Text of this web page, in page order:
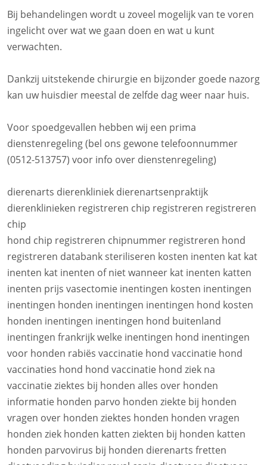
Bij behandelingen wordt u zoveel mogelijk van te voren
ingelicht over wat we gaan doen en wat u kunt
verwachten.
Dankzij uitstekende chirurgie en bijzonder goede nazorg
kan uw huisdier meestal de zelfde dag weer naar huis.
Voor spoedgevallen hebben wij een prima
dienstenregeling (bel ons gewone telefoonnummer
(0512-513757) voor info over dienstenregeling)
dierenarts dierenkliniek dierenartsenpraktijk
dierenklinieken registreren chip registreren registreren
chip
hond chip registreren chipnummer registreren hond
registreren databank steriliseren kosten inenten kat kat
inenten kat inenten of niet wanneer kat inenten katten
inenten prijs vasectomie inentingen kosten inentingen
inentingen honden inentingen inentingen hond kosten
honden inentingen inentingen hond buitenland
inentingen frankrijk welke inentingen hond inentingen
voor honden rabiës vaccinatie hond vaccinatie hond
vaccinaties hond hond vaccinatie hond ziek na
vaccinatie ziektes bij honden alles over honden
informatie honden parvo honden ziekte bij honden
vragen over honden ziektes honden honden vragen
honden ziek honden katten ziekten bij honden katten
honden parvovirus bij honden dierenarts fretten